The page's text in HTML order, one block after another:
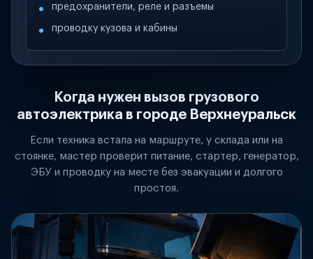
предохранители, реле и разъемы
проводку кузова и кабины
Когда нужен вызов грузового
автоэлектрика в городе Верхнеуральск
Если техника встала на маршруте, у склада или на
стоянке, мастер проверит питание, стартер, генератор,
ЭБУ и проводку на месте без эвакуации и долгого
простоя.